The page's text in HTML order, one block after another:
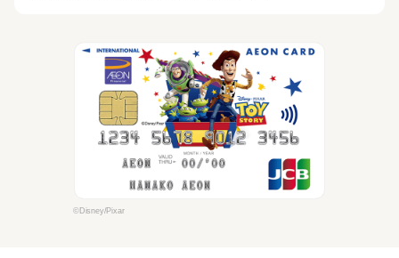
©Disney/Pixar